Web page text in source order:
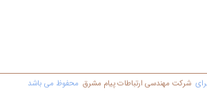
شرکت مهندسي ارتباطات پیام مشرق محفوظ مي باشد